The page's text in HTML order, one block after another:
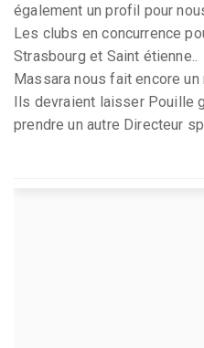
également un profil pour
Les clubs en concurrence
Strasbourg et Saint étienne..
Massara nous fait encore un
Ils devraient laisser Pouille
prendre un autre Directeur